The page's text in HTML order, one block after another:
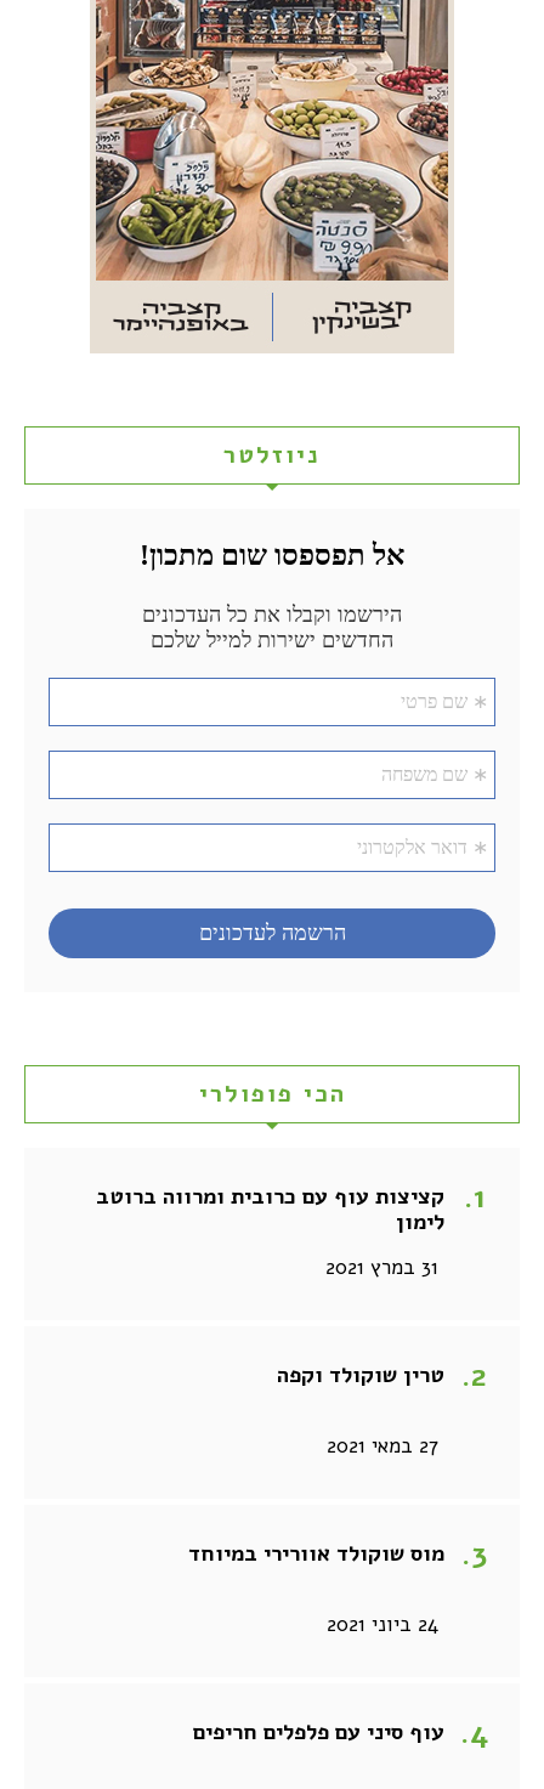
ניוזלטר
הכי פופולרי
קציצות עוף עם כרובית ומרווה ברוטב
לימון
31 במרץ 2021
טרין שוקולד וקפה
27 במאי 2021
מוס שוקולד אוורירי במיוחד
24 ביוני 2021
עוף סיני עם פלפלים חריפים